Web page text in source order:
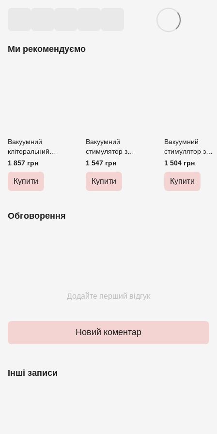
Ми рекомендуємо
Вакуумний
кліторальний
стимулятор Satisfyer
Pro 2+ Vibration з
вібрацією
1 857 грн
Купити
Вакуумний
стимулятор з
вібрацією Satisfyer
Curvy Trinity 4 Black
1 547 грн
Купити
Вакуумний
стимулятор з
вібрацією
Vulva Lover 3
1 504 грн
Купити
Обговорення
Додайте перший відгук
Новий коментар
Інші записи